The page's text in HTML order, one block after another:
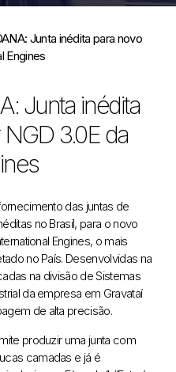
Junta inédita para novo
Engines
Junta inédita
3.0E da
das juntas de
no Brasil, para o novo
Engines, o mais
no País. Desenvolvidas na
na divisão de Sistemas
da empresa em Gravataí
de alta precisão.
produzir uma junta com
camadas e já é